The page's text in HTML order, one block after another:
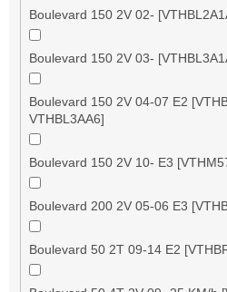
Boulevard 150 2V 02-
Boulevard 150 2V 03-
Boulevard 150 2V 04-07 E2
VTHBL3AA6]
Boulevard 150 2V 10- E3
Boulevard 200 2V 05-06 E3
Boulevard 50 2T 09-14 E2